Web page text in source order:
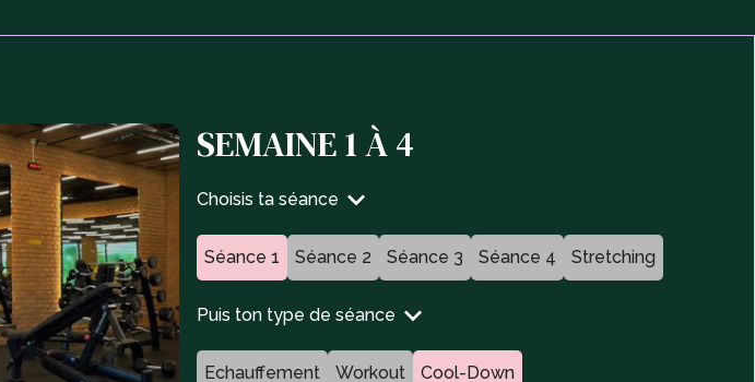
SEMAINE 1 À 4
Choisis ta séance
Séance 1 Séance 2 Séance 3 Séance 4 Stretching
Puis ton type de séance
Echauffement Workout Cool-Down